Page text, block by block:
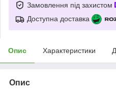
Замовлення під захистом
Доступна доставка
Опис Характеристики
Опис